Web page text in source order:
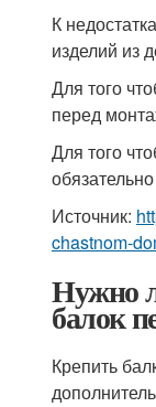
К
изделий из
Для того
перед
Для того
Источник:
chastnom-
Нужно
балок
Крепить